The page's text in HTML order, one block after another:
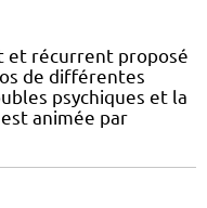
et récurrent proposé
de différentes
psychiques et la
animée par